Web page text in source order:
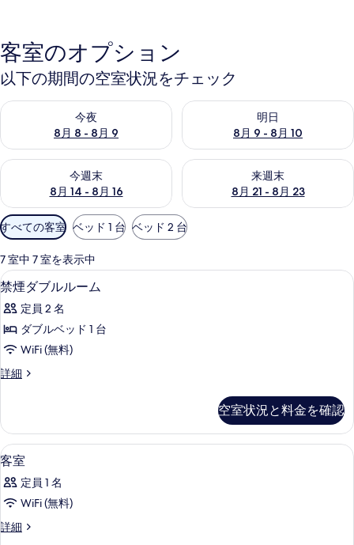
客室のオプション
以下の期間の空室状況をチェック
今夜
8月 8 - 8月 9
今夜 8月 8 - 8月 9 の空室状況をチェック
明日
8月 9 - 8月 10
明日 8月 9 - 8月 10 の空室状
今週末
8月 14 - 8月 16
今週末 8月 14 - 8月 16 の空室状況をチェック
来週末
8月 21 - 8月 23
来週末 8月 21 - 8月 23 の空室
利
用
可
能
な
客
室
の
り
条
件
すべての客室 ベッド 1 台 ベッド 2 台
7 室中 7 室を表示中
禁
煙
ダ
ブ
ル
ム
の
す
べ
て
の
デスク、遮光カーテン、アイロン /
1
禁煙ダブルルーム
定員 2 名
ダブルベッド 1 台
WiFi (無料)
詳細
禁
ル
ル
ー
の
詳
空室状況と料金を確認
客
室
の
べ
デスク、遮光カーテン、アイロン /
1
客室
定員 1 名
WiFi (無料)
詳細
客